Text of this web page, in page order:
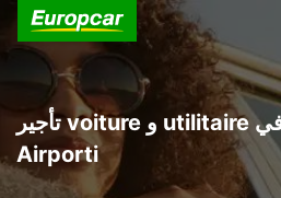
تأجير voiture و utilitaire في Sao Jorge
Airporti